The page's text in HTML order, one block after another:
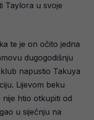
Taylora u svoje
te je on očito jedna
dugogodišnju
napustio Takuya
Lijevom beku
nije htio otkupiti od
u siječnju na